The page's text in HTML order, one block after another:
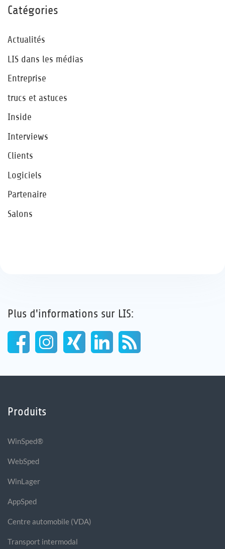
Catégories
Actualités
LIS dans les médias
Entreprise
trucs et astuces
Inside
Interviews
Clients
Logiciels
Partenaire
Salons
Plus d'informations sur LIS:
Produits
WinSped®
WebSped
WinLager
AppSped
Centre automobile (VDA)
Transport intermodal